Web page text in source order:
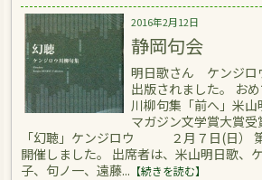
2016年2月12日
静岡句会
明日歌さん ケンジロ
出版されました。 おめ
川柳句集「前へ」米
マガジン文学賞大賞
「幻聴」ケンジロウ ２月７日(日）
開催しました。 出席者は、米山明日歌、
子、句ノ一、遠藤... 【続きを読む】